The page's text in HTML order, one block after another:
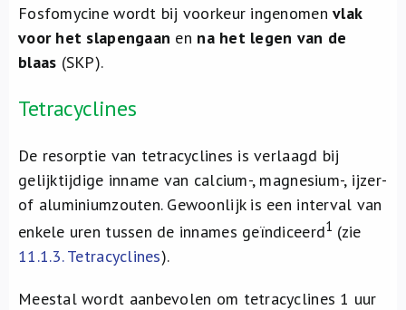
Fosfomycine wordt bij voorkeur ingenomenvlak
voor het slapengaan en na het legen van de
blaas (SKP).
Tetracyclines
De resorptie van tetracyclines is verlaagd bij
gelijktijdige inname van calcium-, magnesium-, ijzer-
of aluminiumzouten. Gewoonlijk is een interval van
enkele uren tussen de innames geïndiceerd1 (zie
11.1.3. Tetracyclines).
Meestal wordt aanbevolen om tetracyclines 1 uur